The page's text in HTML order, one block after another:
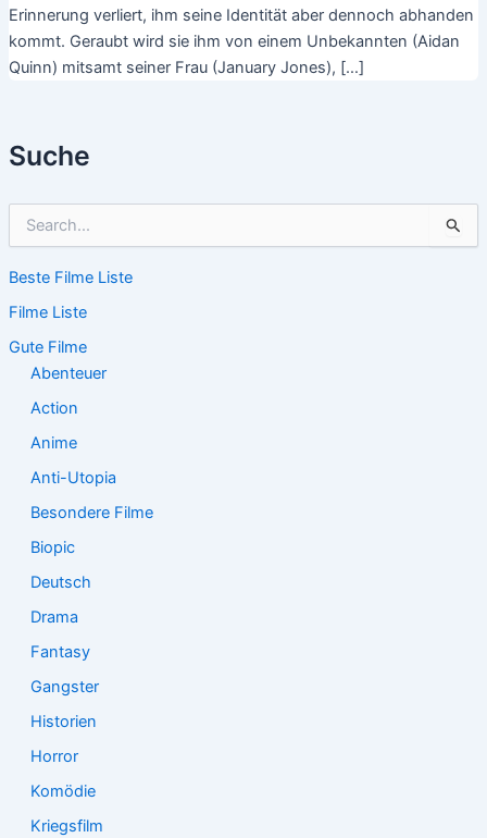
Suche
h
n
n
Beste Filme Liste
Filme Liste
Gute Filme
Abenteuer
Action
Anime
Anti-Utopia
Besondere Filme
Biopic
Deutsch
Drama
Fantasy
Gangster
Historien
Horror
Komödie
Kriegsfilm
Erinnerung verliert, ihm seine Identität aber dennoch abhanden
kommt. Geraubt wird sie ihm von einem Unbekannten (Aidan
Quinn) mitsamt seiner Frau (January Jones), […]